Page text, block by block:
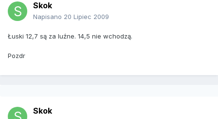
Skok
Napisano 20 Lipiec 2009
Łuski 12,7 są za luźne. 14,5 nie wchodzą.
Pozdr
Skok